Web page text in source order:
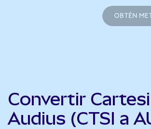
OBTÉN
Convertir
Audius (CTSI a